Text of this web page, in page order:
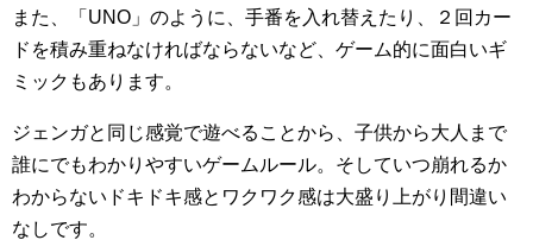
また、「UNO」のように、手番を入れ替えたり、２回カー
ドを積み重ねなければならないなど、ゲーム的に面白いギ
ミックもあります。
ジェンガと同じ感覚で遊べることから、子供から大人まで
誰にでもわかりやすいゲームルール。そしていつ崩れるか
わからないドキドキ感とワクワク感は大盛り上がり間違い
なしです。